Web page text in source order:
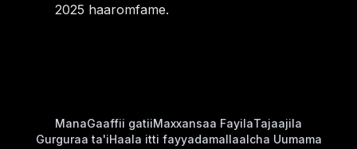
2025 haaromfame.
ManaGaaffii gatiiMaxxansaa FayilaTajaajila
Gurguraa ta'iHaala itti fayyadamaIlaalcha Uumama